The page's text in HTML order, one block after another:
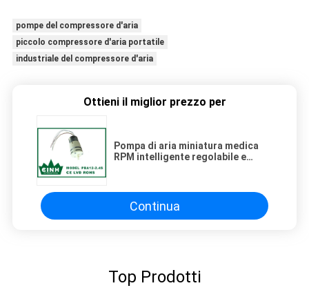
pompe del compressore d'aria
piccolo compressore d'aria portatile
industriale del compressore d'aria
Ottieni il miglior prezzo per
Pompa di aria miniatura medica
RPM intelligente regolabile e
Continua
Top Prodotti